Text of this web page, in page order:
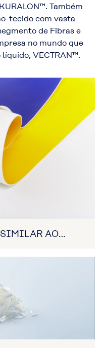
Também
tecido com vasta
de Fibras e
no mundo que
VECTRAN™.
AO